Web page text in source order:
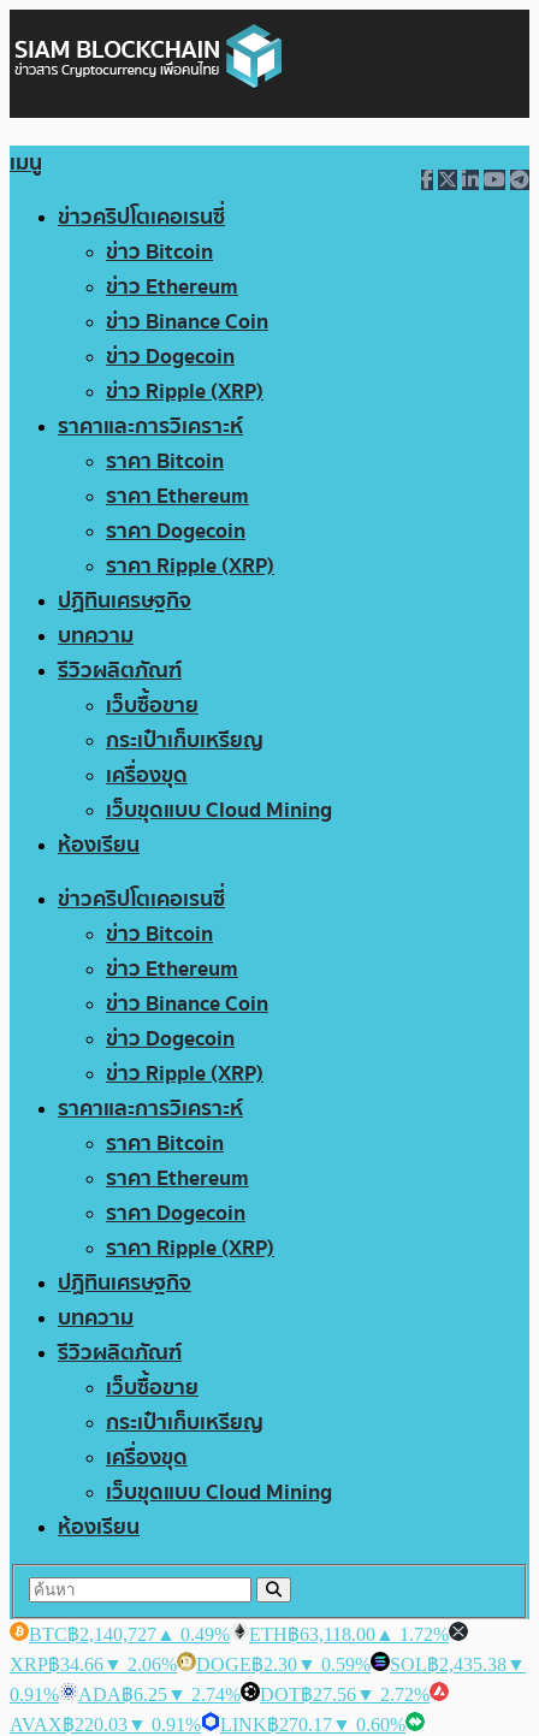
เมนู
ข่าวคริปโตเคอเรนซี่
ข่าว Bitcoin
ข่าว Ethereum
ข่าว Binance Coin
ข่าว Dogecoin
ข่าว Ripple (XRP)
ราคาและการวิเคราะห์
ราคา Bitcoin
ราคา Ethereum
ราคา Dogecoin
ราคา Ripple (XRP)
ปฏิทินเศรษฐกิจ
บทความ
รีวิวผลิตภัณฑ์
เว็บซื้อขาย
กระเป๋าเก็บเหรียญ
เครื่องขุด
เว็บขุดแบบ Cloud Mining
ห้องเรียน
ข่าวคริปโตเคอเรนซี่
ข่าว Bitcoin
ข่าว Ethereum
ข่าว Binance Coin
ข่าว Dogecoin
ข่าว Ripple (XRP)
ราคาและการวิเคราะห์
ราคา Bitcoin
ราคา Ethereum
ราคา Dogecoin
ราคา Ripple (XRP)
ปฏิทินเศรษฐกิจ
บทความ
รีวิวผลิตภัณฑ์
เว็บซื้อขาย
กระเป๋าเก็บเหรียญ
เครื่องขุด
เว็บขุดแบบ Cloud Mining
ห้องเรียน
BTC฿2,140,727 ▲ 0.49% ETH฿63,118.00 ▲ 1.72%
XRP฿34.66▼ 2.06% DOGE฿2.30▼ 0.59% SOL฿2,435.38▼
0.91%
ADA฿6.25▼ 2.74% DOT฿27.56▼ 2.72%
AVAX฿220.03▼ 0.91% LINK฿270.17▼ 0.60%